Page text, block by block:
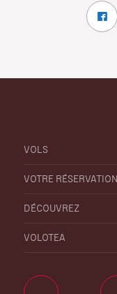
VOLS
VOTRE RÉSERVATION
DÉCOUVREZ
VOLOTEA